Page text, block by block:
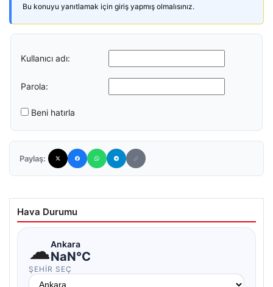
Bu konuyu yanıtlamak için giriş yapmış olmalısınız.
Kullanıcı adı:
Parola:
Beni hatırla
Paylaş:
Hava Durumu
☁Ankara
NaN°C
ŞEHIR SEÇ